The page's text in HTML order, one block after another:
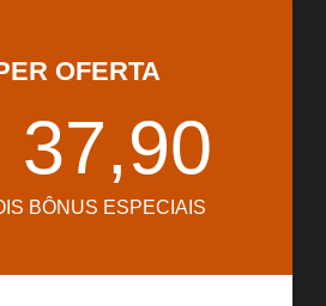
OFERTA
37,90
BÔNUS ESPECIAIS